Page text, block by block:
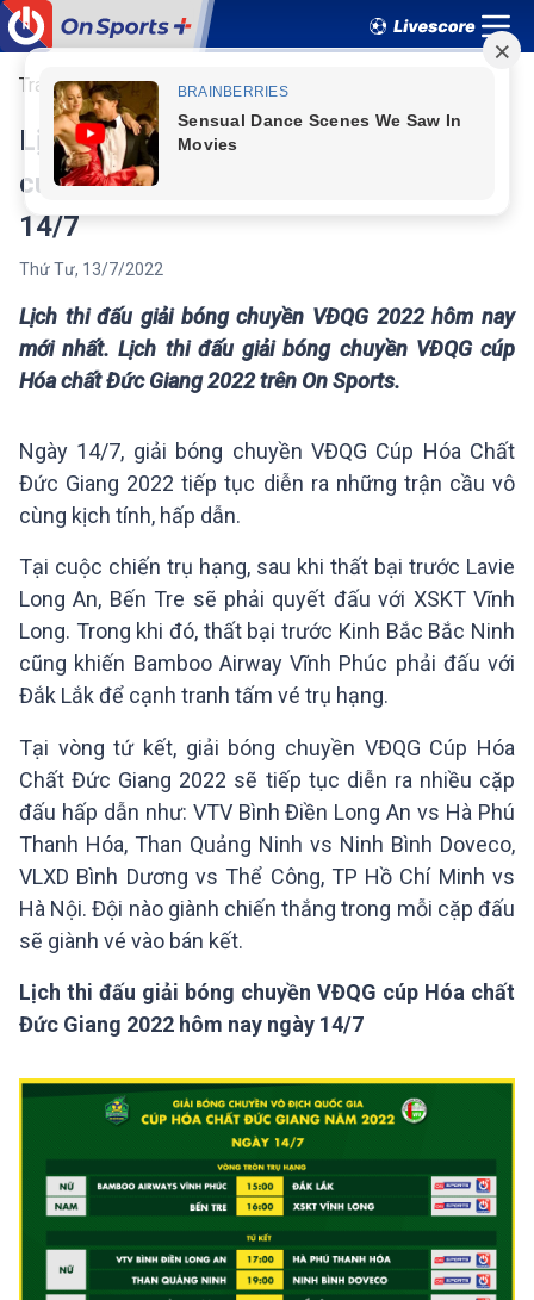
Trang chủ Thể thao Bóng chuyền
Lịch thi đấu giải bóng chuyền VĐQG
cúp Hóa chất Đức Giang 2022 ngày
14/7
Thứ Tư, 13/7/2022
Lịch thi đấu giải bóng chuyền VĐQG 2022 hôm nay
mới nhất. Lịch thi đấu giải bóng chuyền VĐQG cúp
Hóa chất Đức Giang 2022 trên On Sports.
Ngày 14/7, giải bóng chuyền VĐQG Cúp Hóa Chất
Đức Giang 2022 tiếp tục diễn ra những trận cầu vô
cùng kịch tính, hấp dẫn.
Tại cuộc chiến trụ hạng, sau khi thất bại trước Lavie
Long An, Bến Tre sẽ phải quyết đấu với XSKT Vĩnh
Long. Trong khi đó, thất bại trước Kinh Bắc Bắc Ninh
cũng khiến Bamboo Airway Vĩnh Phúc phải đấu với
Đắk Lắk để cạnh tranh tấm vé trụ hạng.
Tại vòng tứ kết, giải bóng chuyền VĐQG Cúp Hóa
Chất Đức Giang 2022 sẽ tiếp tục diễn ra nhiều cặp
đấu hấp dẫn như: VTV Bình Điền Long An vs Hà Phú
Thanh Hóa, Than Quảng Ninh vs Ninh Bình Doveco,
VLXD Bình Dương vs Thể Công, TP Hồ Chí Minh vs
Hà Nội. Đội nào giành chiến thắng trong mỗi cặp đấu
sẽ giành vé vào bán kết.
Lịch thi đấu giải bóng chuyền VĐQG cúp Hóa chất
Đức Giang 2022 hôm nay ngày 14/7